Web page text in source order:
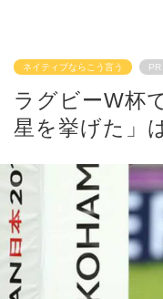
ネイティブならこう言う PR
ラグビーW杯
星を挙げた」